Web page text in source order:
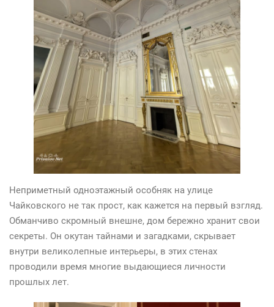
Неприметный одноэтажный особняк на улице
Чайковского не так прост, как кажется на первый взгляд.
Обманчиво скромный внешне, дом бережно хранит свои
секреты. Он окутан тайнами и загадками, скрывает
внутри великолепные интерьеры, в этих стенах
проводили время многие выдающиеся личности
прошлых лет.